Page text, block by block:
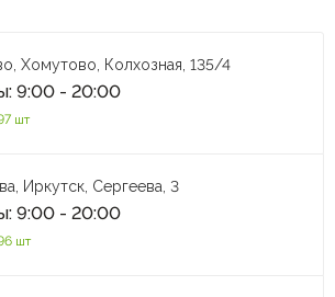
Хомутово, Колхозная, 135/4
9:00 - 20:00
шт
Иркутск, Сергеева, 3
9:00 - 20:00
шт